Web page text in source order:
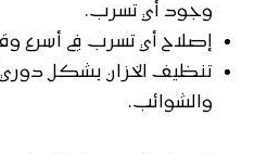
وجود أي تسرب.
إصلاح أي تسرب في
تنظيف الخزان بشكل دوري
والشوائب.